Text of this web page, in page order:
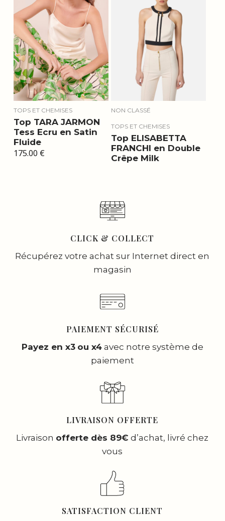
TOPS ET CHEMISES
Top TARA JARMON
Tess Ecru en Satin
Fluide
175.00 €
NON CLASSÉ
TOPS ET CHEMISES
Top ELISABETTA
FRANCHI en Double
Crêpe Milk
CLICK & COLLECT
Récupérez votre achat sur Internet direct en
magasin
PAIEMENT SÉCURISÉ
Payez en x3 ou x4avec notre système de
paiement
LIVRAISON OFFERTE
Livraison offerte dès 89€ d’achat, livré chez
vous
SATISFACTION CLIENT